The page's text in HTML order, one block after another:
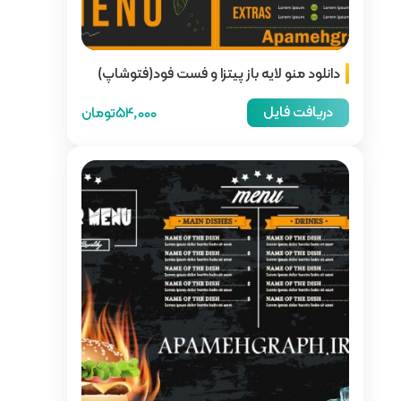
و فست فود(فتوشاپ)
54,000تومان